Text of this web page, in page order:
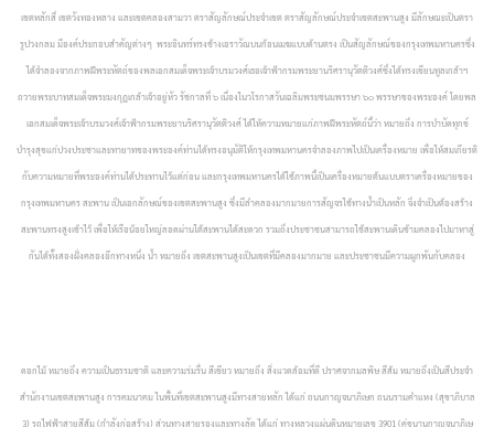
เขตหลักสี่ เขตวังทองหลาง และเขตคลองสามวาตราสัญลักษณ์ประจำเขต ตราสัญลักษณ์ประจำเขตสะพานสูง มีลักษณะเป็นตรา
รูปวงกลม มีองค์ประกอบสำคัญต่างๆ พระอินทร์ทรงช้างเอราวัณบนก้อนเมฆแบบด้านตรง เป็นสัญลักษณ์ของกรุงเทพมหานครซึ่ง
ได้จำลองจากภาพฝีพระหัตถ์ของพลเอกสมเด็จพระเจ้าบรมวงศ์เธอเจ้าฟ้ากรมพระยานริศรานุวัตติวงศ์ซึ่งได้ทรงเขียนทูลเกล้าฯ
ถวายพระบาทสมเด็จพระมงกุฎเกล้าเจ้าอยู่หัว รัชกาลที่ ๖ เนื่องในวโรกาสวันเฉลิมพระชนมพรรษา ๖๐ พรรษาของพระองค์ โดยพล
เอกสมเด็จพระเจ้าบรมวงศ์เจ้าฟ้ากรมพระยานริศรานุวัตติวงศ์ ได้ให้ความหมายแก่ภาพฝีพระหัตถ์นี้ว่า หมายถึง การบำบัดทุกข์
บำรุงสุขแก่ปวงประชาและทายาทของพระองค์ท่านได้ทรงอนุมัติให้กรุงเทพมหานครจำลองภาพไปเป็นเครื่องหมาย เพื่อให้สมเกียรติ
กับความหมายที่พระองค์ท่านได้ประทานไว้แต่ก่อน และกรุงเทพมหานครได้ใช้ภาพนี้เป็นเครื่องหมายต้นแบบตราเครื่องหมายของ
กรุงเทพมหานคร สะพาน เป็นเอกลักษณ์ของเขตสะพานสูง ซึ่งมีลำคลองมากมายการสัญจรใช้ทางน้ำเป็นหลัก จึงจำเป็นต้องสร้าง
สะพานทรงสูงเข้าไว้ เพื่อให้เรือน้อยใหญ่ลอดผ่านใต้สะพานได้สะดวก รวมถึงประชาชนสามารถใช้สะพานเดินข้ามคลองไปมาหาสู่
กันได้ทั้งสองฝั่งคลองอีกทางหนึ่ง น้ำ หมายถึง เขตสะพานสูงเป็นเขตที่มีคลองมากมาย และประชาชนมีความผูกพันกับคลอง
ดอกไม้ หมายถึง ความเป็นธรรมชาติ และความร่มรื่น สีเขียว หมายถึง สิ่งแวดล้อมที่ดี ปราศจากมลพิษ สีส้ม หมายถึงเป็นสีประจำ
สำนักงานเขตสะพานสูง การคมนาคม ในพื้นที่เขตสะพานสูงมีทางสายหลัก ได้แก่ ถนนกาญจนาภิเษก ถนนรามคำแหง (สุขาภิบาล
3) รถไฟฟ้าสายสีส้ม (กำลังก่อสร้าง) ส่วนทางสายรองและทางลัด ได้แก่ ทางหลวงแผ่นดินหมายเลข 3901 (คู่ขนานกาญจนาภิเษ